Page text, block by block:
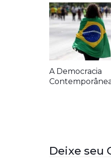
A Democracia
Deixe seu